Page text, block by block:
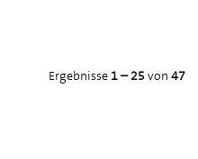
Ergebnisse 1 – 25 von 47